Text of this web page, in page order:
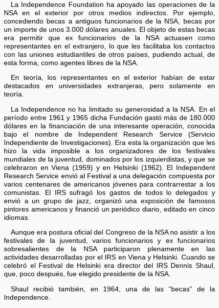
La Independence Foundation ha apoyado las operaciones de la
NSA en el exterior por otros medios indirectos. Por ejemplo,
concediendo becas a antiguos funcionarios de la NSA, becas por
un importe de unos 3.000 dólares anuales. El objeto de estas becas
era permitir que ex funcionarios de la NSA actuasen como
representantes en el extranjero, lo que les facilitaba los contactos
con las uniones estudiantiles de otros países, pudiendo actual, de
esta forma, como agentes libres de la NSA.
En teoría, los representantes en el exterior habían de estar
destacados en universidades extranjeras, pero solamente en
teoría.
La Independence no ha limitado su generosidad a la NSA. En el
período entre 1961 y 1965 dicha Fundación gastó más de 180.000
dólares en la financiación de una interesante operación, conocida
bajo el nombre de Independent Research Service (Servicio
Independiente de Investigaciones). Era esta la organización que les
hizo la vida imposible a los organizadores de los festivales
mundiales de la juventud, dominados por los izquierdistas, y que se
celebraron en Viena (1959) y en Helsinki (1962). El Independent
Research Service envió al Festival a una delegación compuesta por
varios centenares de americanos jóvenes para contrarrestar a los
comunistas. El IRS sufragó los gastos de todos lo delegados y
envió a un grupo de jazz, organizó una exposición de famosos
pintores americanos y financió un periódico diario, editado en cinco
idiomas.
Aunque era postura oficial del Congreso de la NSA no asistir a los
festivales de la juventud, varios funcionarios y ex funcionarios
sobresalientes de la NSA participaron plenamente en las
actividades desarrolladas por el IRS en Viena y Helsinki. Cuando se
celebró el Festival de Helsinki era director del IRS Dennis Shaul,
que, poco después, fue elegido presidente de la NSA.
Shaul recibió también, en 1964, una de las “becas” de la
Independence.